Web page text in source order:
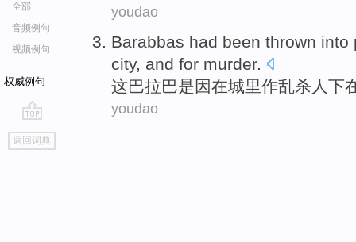
全部
音频例句
视频例句
权威例句
go
top
返回词典
youdao
Barabbas had been thrown into
city, and for murder.
这巴拉巴是因在城里作乱杀人下
youdao